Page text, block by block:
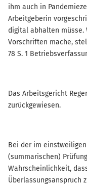
ihm auch in
Arbeitgeberin
digital abhalten müsse.
Vorschriften mache,
78 S. 1
Das Arbeitsgericht
zurückgewiesen.
Bei der im
(summarischen)
Wahrscheinlichkeit,
Überlassungsanspruch